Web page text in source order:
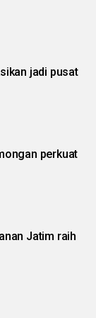
jadi pusat
perkuat
Jatim raih